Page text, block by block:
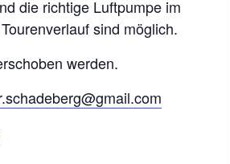
die richtige Luftpumpe im
sind möglich.
werden.